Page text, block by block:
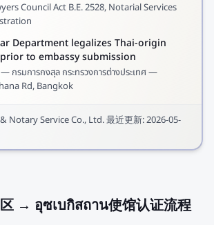
Council Act B.E. 2528, Notarial Services
Department legalizes Thai-origin
to embassy submission
— กรมการกงสุล กระทรวงการต่างประเทศ —
Rd, Bangkok
Notary Service Co., Ltd.最近更新:2026-05-
→ อุซเบกิสถาน使馆认证流程